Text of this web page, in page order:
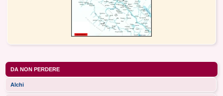
DA NON PERDERE
Alchi